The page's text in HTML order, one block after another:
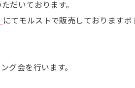
だいております。
にてモルストで販売しておりますボ
グ会を行います。